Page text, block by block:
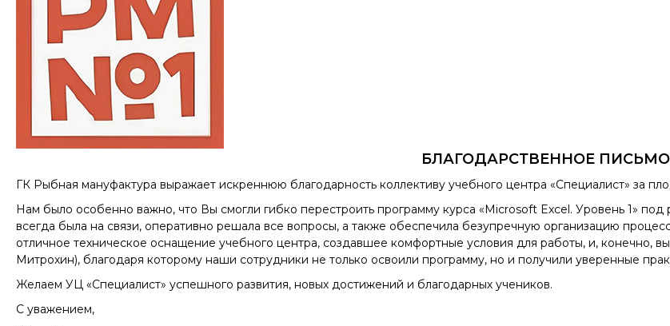
БЛАГОДАРСТВЕННОЕ ПИСЬМО
ГК Рыбная мануфактура выражает искреннюю благодарность коллективу учебного центра «Специалист» за
Нам было особенно важно, что Вы смогли гибко перестроить программу курса «Microsoft Excel. Уровень 1»
всегда была на связи, оперативно решала все вопросы, а также обеспечила безупречную организацию
отличное техническое оснащение учебного центра, создавшее комфортные условия для работы, и, конечно,
Митрохин), благодаря которому наши сотрудники не только освоили программу, но и получили уверенные
Желаем УЦ «Специалист» успешного развития, новых достижений и благодарных учеников.
С уважением,